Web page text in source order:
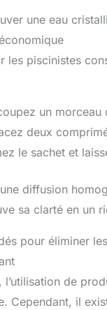
une eau
les piscinistes
un morceau
deux
le sachet et
diffusion
sa clarté en un
pour éliminer
l’utilisation de
Cependant, il